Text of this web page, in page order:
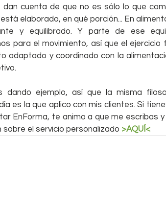
cuenta de que no es sólo lo que
elaborado, en qué porción... En
y equilibrado. Y parte de ese
para el movimiento, así que el ejercicio
adaptado y coordinado con la
ejemplo, así que la misma
es la que aplico con mis clientes. Si
EnForma, te animo a que me escribas
sobre el servicio personalizado >AQUÍ<